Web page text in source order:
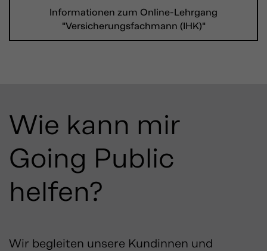
Informationen zum Online-Lehrgang
"Versicherungsfachmann (IHK)"
Wie kann mir
Going Public
helfen?
Wir begleiten unsere Kundinnen und